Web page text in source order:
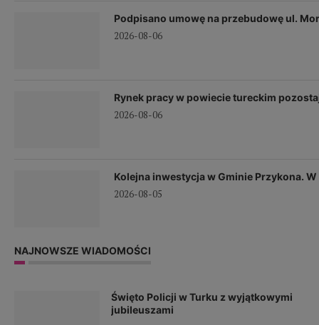
Podpisano umowę na przebudowę ul.
2026-08-06
Rynek pracy w powiecie tureckim
2026-08-06
Kolejna inwestycja w Gminie Przykona.
2026-08-05
NAJNOWSZE WIADOMOŚCI
Święto Policji w Turku z wyjątkowymi
jubileuszami